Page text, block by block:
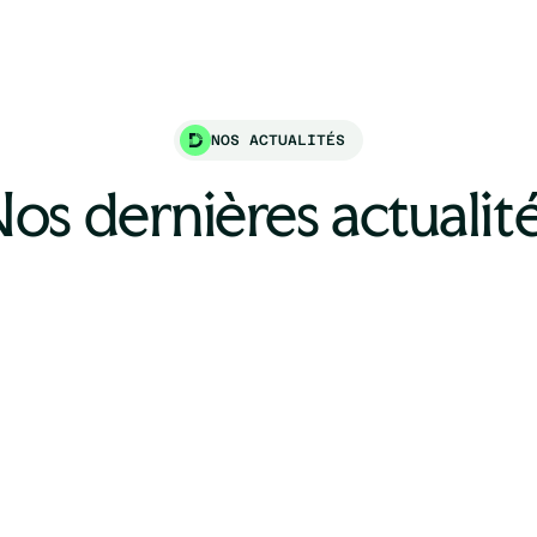
NOS ACTUALITÉS
dernières